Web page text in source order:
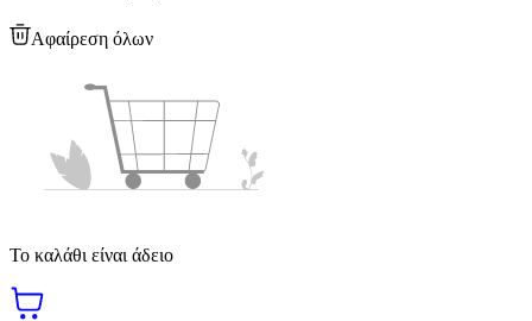
Αφαίρεση όλων
Το καλάθι είναι άδειο